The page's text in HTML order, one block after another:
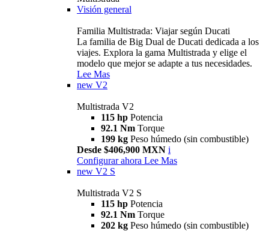
Visión general
Familia Multistrada: Viajar según Ducati
La familia de Big Dual de Ducati dedicada a los
viajes. Explora la gama Multistrada y elige el
modelo que mejor se adapte a tus necesidades.
Lee Mas
new V2
Multistrada V2
115 hp Potencia
92.1 Nm Torque
199 kg Peso húmedo (sin combustible)
Desde $406,900 MXN i
Configurar ahora Lee Mas
new V2 S
Multistrada V2 S
115 hp Potencia
92.1 Nm Torque
202 kg Peso húmedo (sin combustible)